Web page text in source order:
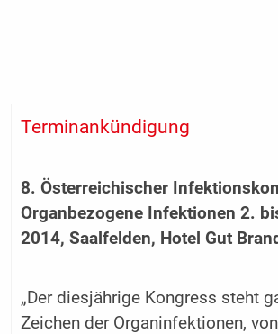
Terminankündigung
8. Österreichischer
Organbezogene Infektionen 2.
2014, Saalfelden, Hotel Gut
„Der diesjährige Kongress steht
Zeichen der Organinfektionen,